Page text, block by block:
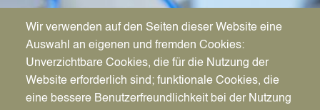
WIRTSCHAFTSFÖRDERUNG
Aktuelles für Unternehmen
Wir verwenden auf den Seiten dieser Website eine
Auswahl an eigenen und fremden Cookies:
Unverzichtbare Cookies, die für die Nutzung der
Website erforderlich sind; funktionale Cookies, die
eine bessere Benutzerfreundlichkeit bei der Nutzung